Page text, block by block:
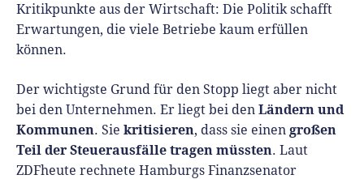
Kritikpunkte aus der Wirtschaft: Die Politik schafft
Erwartungen, die viele Betriebe kaum erfüllen
können.
Der wichtigste Grund für den Stopp liegt aber nicht
bei den Unternehmen. Er liegt bei den Ländern und
Kommunen. Sie kritisieren, dass sie einen großen
Teil der Steuerausfälle tragen müssten. Laut
ZDFheute rechnete Hamburgs Finanzsenator